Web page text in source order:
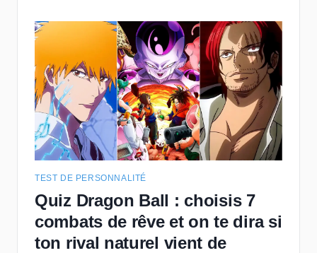
TEST DE PERSONNALITÉ
Quiz Dragon Ball : choisis 7
combats de rêve et on te dira si
ton rival naturel vient de